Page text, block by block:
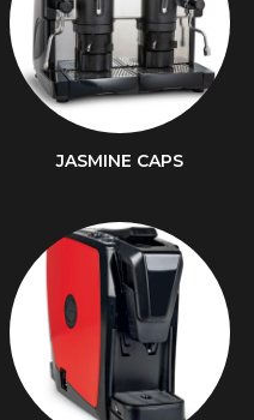
JASMINE CAPS